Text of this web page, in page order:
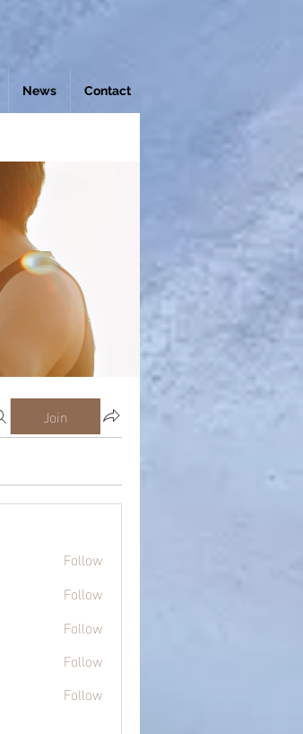
News Contact
Join
Follow
Follow
Follow
Follow
Follow